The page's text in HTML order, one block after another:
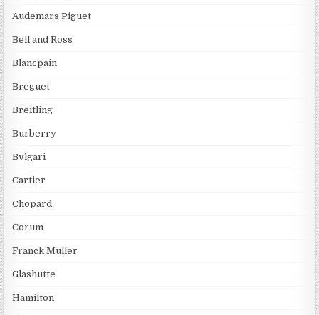
Audemars Piguet
Bell and Ross
Blancpain
Breguet
Breitling
Burberry
Bvlgari
Cartier
Chopard
Corum
Franck Muller
Glashutte
Hamilton